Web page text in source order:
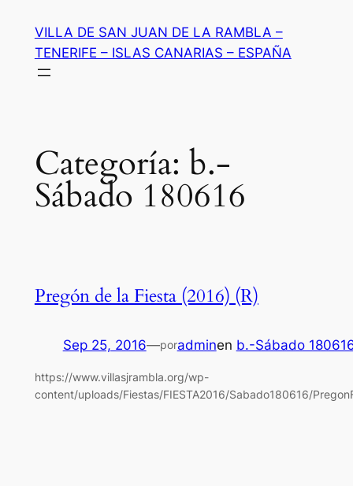
contenido
VILLA DE SAN JUAN DE LA RAMBLA –
TENERIFE – ISLAS CANARIAS – ESPAÑA
Categoría: b.-
Sábado 180616
Pregón de la Fiesta (2016) (R)
Sep 25, 2016—poradminen b.-Sábado
https://www.villasjrambla.org/wp-
content/uploads/Fiestas/FIESTA2016/Sabado180616/